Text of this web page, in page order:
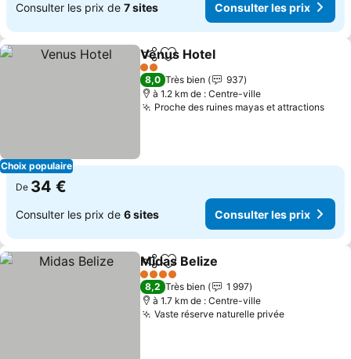
Consulter les prix de 7 sites Consulter les prix
Choix populaire
PartagerAjouter à mes favoris
Venus Hotel
2 Étoiles
8,0 Très bien
937
à 1.2 km de : Centre-ville
Proche des ruines mayas et attractions
De 34 €
Consulter les prix de 6 sites Consulter les prix
PartagerAjouter à mes favoris
Midas Belize
4 Étoiles
8,2 Très bien
1 997
à 1.7 km de : Centre-ville
Vaste réserve naturelle privée